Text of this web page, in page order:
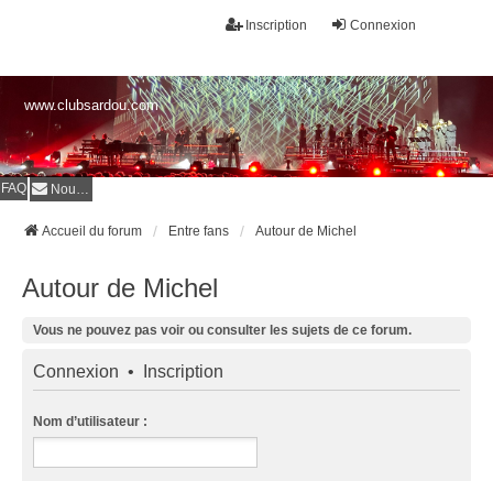
Connexion
Inscription
www.clubsardou.com
FAQ Nous contacter
Accueil du forum Entre fans Autour de Michel
Autour de Michel
Vous ne pouvez pas voir ou consulter les sujets de ce forum.
Connexion • Inscription
Nom d’utilisateur :